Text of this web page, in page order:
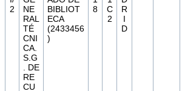
2
NE
RAL
TÉ
CNI
CA.
S.G
. DE
RE
CU
BIBLIOT
ECA
(2433456
)
8
C
2
R
I
D